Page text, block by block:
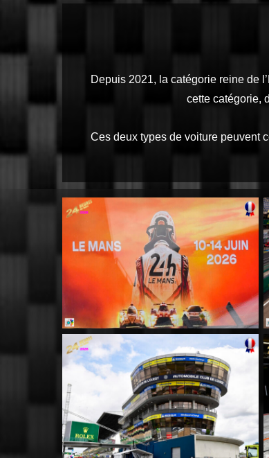
Depuis 2021, la catégorie reine de
cette catégorie,
Ces deux types de voiture peuvent
MM001
MM005